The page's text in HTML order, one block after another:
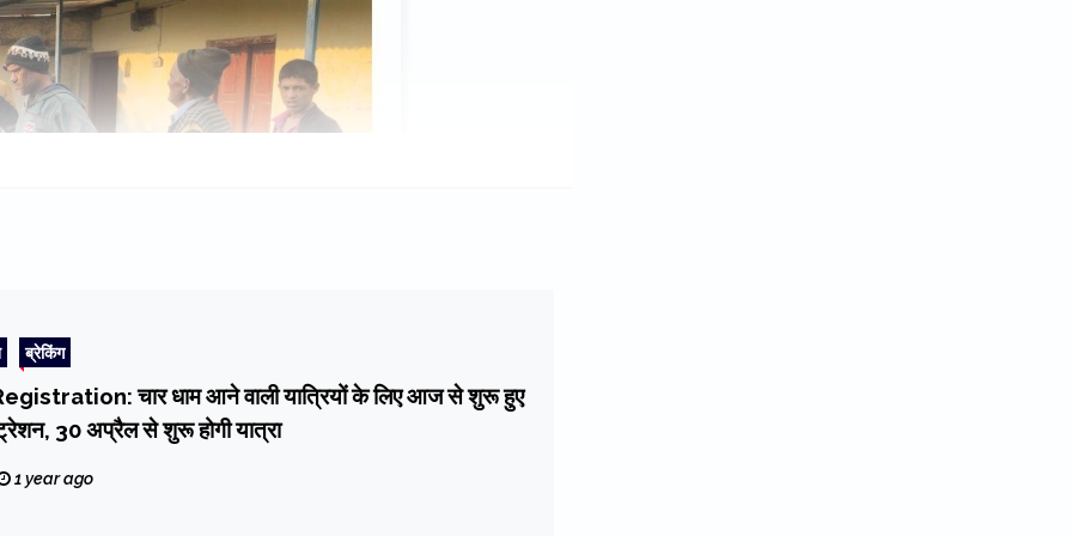
ब्रेकिंग
चार धाम आने वाली यात्रियों के लिए आज से शुरू हुए
30 अप्रैल से शुरू होगी यात्रा
1 year ago